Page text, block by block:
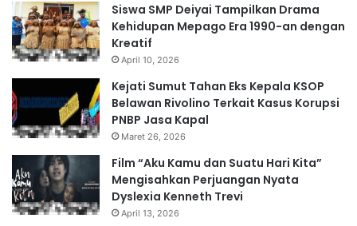
Siswa SMP Deiyai Tampilkan Drama
Kehidupan Mepago Era 1990-an dengan
Kreatif
April 10, 2026
Kejati Sumut Tahan Eks Kepala KSOP
Belawan Rivolino Terkait Kasus Korupsi
PNBP Jasa Kapal
Maret 26, 2026
Film “Aku Kamu dan Suatu Hari Kita”
Mengisahkan Perjuangan Nyata
Dyslexia Kenneth Trevi
April 13, 2026